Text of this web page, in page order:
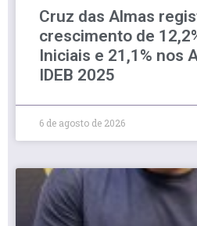
Cruz das Almas
crescimento de
Iniciais e 21,1% nos
IDEB 2025
6 de agosto de 2026